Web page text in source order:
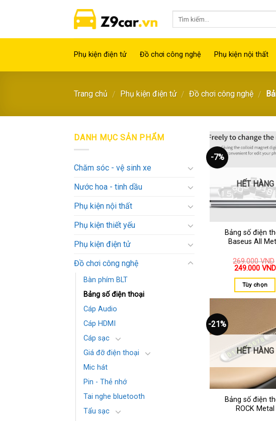
Phụ kiện điện tử Đồ chơi công nghệ Phụ kiện nội thất
Trang chủ / Phụ kiện điện tử / Đồ chơi công nghệ /
DANH MỤC SẢN PHẨM
Chăm sóc - vệ sinh xe
Nước hoa - tinh dầu
Phụ kiện nội thất
Phụ kiện thiết yếu
Phụ kiện điện tử
Đồ chơi công nghệ
Bàn phím BLT
Bảng số điện thoại
Cáp Audio
Cáp HDMI
Cáp sạc
Giá đỡ điện thoại
Mic hát
Pin - Thẻ nhớ
Tai nghe bluetooth
Tẩu sạc
-7%
HẾT HÀNG
Bảng số điện
Baseus All
269.000VND
249.000 VND
Tùy chọn
-21%
HẾT HÀNG
Bảng số điện
ROCK Metal